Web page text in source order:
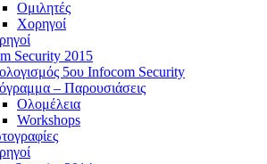
Ομιλητές
Χορηγοί
Security 2015
5ου Infocom Security
– Παρουσιάσεις
Ολομέλεια
Workshops